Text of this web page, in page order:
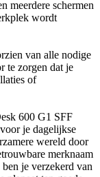
meerdere schermen
wordt
van alle nodige
te zorgen dat je
of
600 G1 SFF
je dagelijkse
wereld door
merknaam
je verzekerd van